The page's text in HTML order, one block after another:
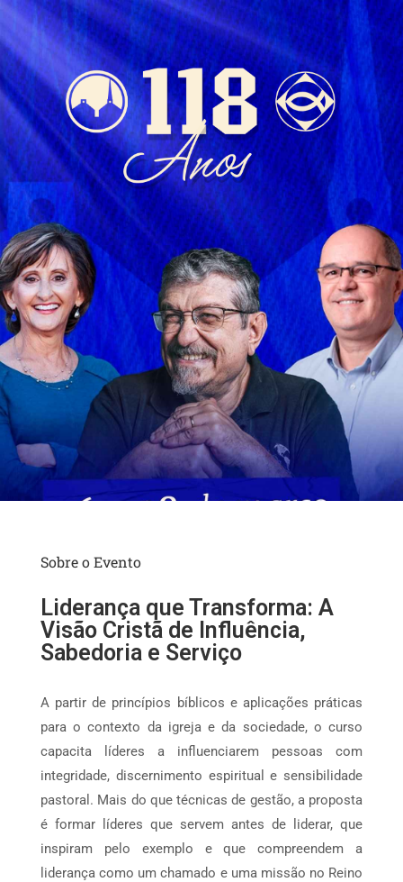
Sobre o Evento
Liderança que Transforma: A
Visão Cristã de Influência,
Sabedoria e Serviço
A partir de princípios bíblicos e aplicações práticas
para o contexto da igreja e da sociedade, o curso
capacita líderes a influenciarem pessoas com
integridade, discernimento espiritual e sensibilidade
pastoral. Mais do que técnicas de gestão, a proposta
é formar líderes que servem antes de liderar, que
inspiram pelo exemplo e que compreendem a
liderança como um chamado e uma missão no Reino